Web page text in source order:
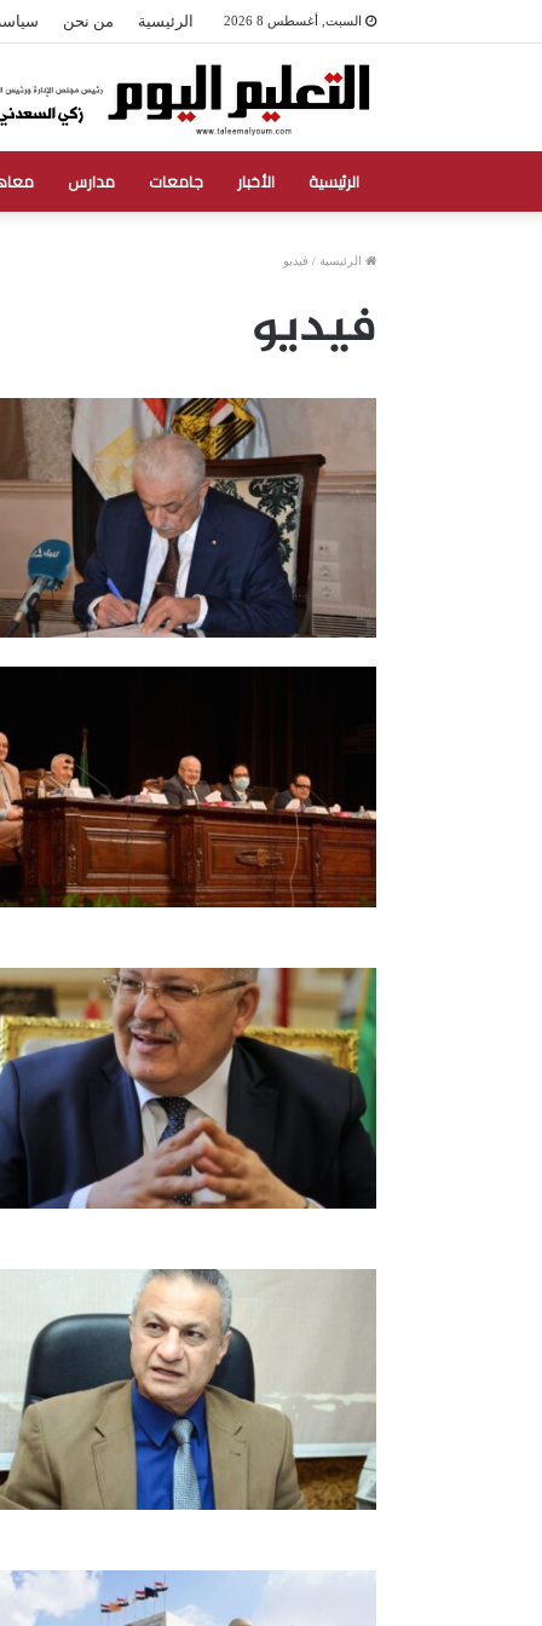
السبت, أغسطس 8 2026 الرئيسية من نحن
الرئيسية الأخبار جامعات مدارس
الرئيسية / فيديو
فيديو